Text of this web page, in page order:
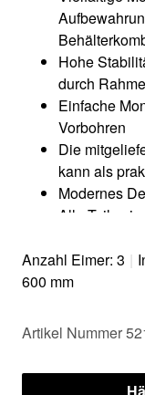
Hohe
durch
Einfache
Vorbohren
Die
kann als
Modernes
Alle Teile
Optionales
individuellen
Anzahl Eimer: 3 |
600 mm
Artikel Nummer